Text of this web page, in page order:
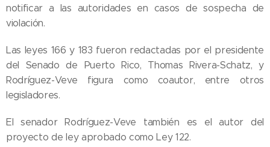
notificar a las autoridades en casos de sospecha de
violación.
Las leyes 166 y 183 fueron redactadas por el presidente
del Senado de Puerto Rico, Thomas Rivera-Schatz, y
Rodríguez-Veve figura como coautor, entre otros
legisladores.
El senador Rodríguez-Veve también es el autor del
proyecto de ley aprobado como Ley 122.